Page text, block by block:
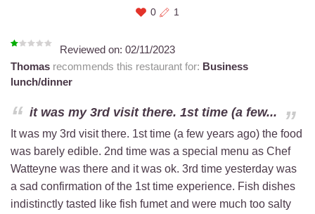
0 1
Reviewed on: 02/11/2023
Thomas recommends this restaurant for: Business
lunch/dinner
it was my 3rd visit there. 1st time (a few...
It was my 3rd visit there. 1st time (a few years ago) the food
was barely edible. 2nd time was a special menu as Chef
Watteyne was there and it was ok. 3rd time yesterday was
a sad confirmation of the 1st time experience. Fish dishes
indistinctly tasted like fish fumet and were much too salty